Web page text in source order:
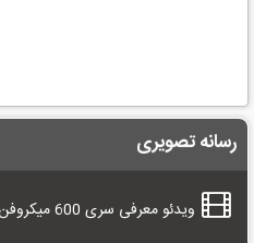
رسانه تصویری
ویدئو معرفی سری 600 میکروفن های دیجی تک